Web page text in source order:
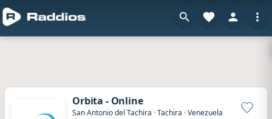
Orbita - Online
San Antonio del Tachira ·Tachira ·Venezuela